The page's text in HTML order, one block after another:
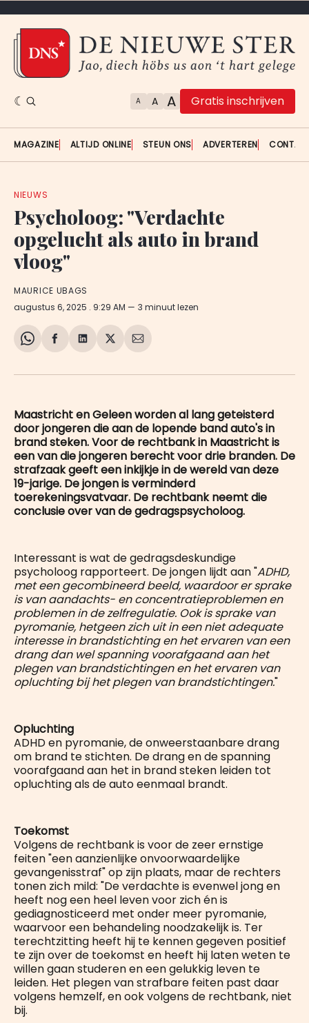
A A A Gratis inschrijven
MAGAZINE ALTIJD ONLINE STEUN ONS ADVERTEREN
NIEUWS
Psycholoog: "Verdachte
opgelucht als auto in brand
vloog"
MAURICE UBAGS
augustus 6, 2025 . 9:29 AM 3 minuut lezen
Share
WhatsApp
Delen
Facebook
Delen
LinkedIn
Share
X
Deel
E-
Maastricht en Geleen worden al lang geteisterd
door jongeren die aan de lopende band auto's in
brand steken. Voor de rechtbank in Maastricht is
een van die jongeren berecht voor drie branden. De
strafzaak geeft een inkijkje in de wereld van deze
19-jarige. De jongen is verminderd
toerekeningsvatvaar. De rechtbank neemt die
conclusie over van de gedragspsycholoog.
Interessant is wat de gedragsdeskundige
psycholoog rapporteert. De jongen lijdt aan "ADHD,
met een gecombineerd beeld, waardoor er sprake
is van aandachts- en concentratieproblemen en
problemen in de zelfregulatie. Ook is sprake van
pyromanie, hetgeen zich uit in een niet adequate
interesse in brandstichting en het ervaren van een
drang dan wel spanning voorafgaand aan het
plegen van brandstichtingen en het ervaren van
opluchting bij het plegen van brandstichtingen."
Opluchting
ADHD en pyromanie, de onweerstaanbare drang
om brand te stichten. De drang en de spanning
voorafgaand aan het in brand steken leiden tot
opluchting als de auto eenmaal brandt.
Toekomst
Volgens de rechtbank is voor de zeer ernstige
feiten "een aanzienlijke onvoorwaardelijke
gevangenisstraf" op zijn plaats, maar de rechters
tonen zich mild: "De verdachte is evenwel jong en
heeft nog een heel leven voor zich én is
gediagnosticeerd met onder meer pyromanie,
waarvoor een behandeling noodzakelijk is. Ter
terechtzitting heeft hij te kennen gegeven positief
te zijn over de toekomst en heeft hij laten weten te
willen gaan studeren en een gelukkig leven te
leiden. Het plegen van strafbare feiten past daar
volgens hemzelf, en ook volgens de rechtbank, niet
bij.